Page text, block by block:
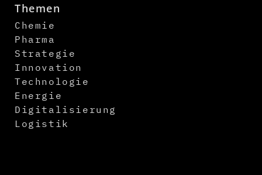
Themen
Chemie
Pharma
Strategie
Innovation
Technologie
Energie
Digitalisierung
Logistik